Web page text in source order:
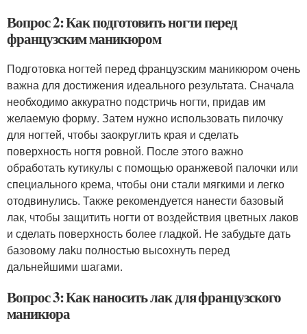
Вопрос 2: Как подготовить ногти перед
французским маникюром
Подготовка ногтей перед французским маникюром очень
важна для достижения идеального результата. Сначала
необходимо аккуратно подстричь ногти, придав им
желаемую форму. Затем нужно использовать пилочку
для ногтей, чтобы заокруглить края и сделать
поверхность ногтя ровной. После этого важно
обработать кутикулы с помощью оранжевой палочки или
специального крема, чтобы они стали мягкими и легко
отодвинулись. Также рекомендуется нанести базовый
лак, чтобы защитить ногти от воздействия цветных лаков
и сделать поверхность более гладкой. Не забудьте дать
базовому лaku полностью высохнуть перед
дальнейшими шагами.
Вопрос 3: Как наносить лак для французского
маникюра